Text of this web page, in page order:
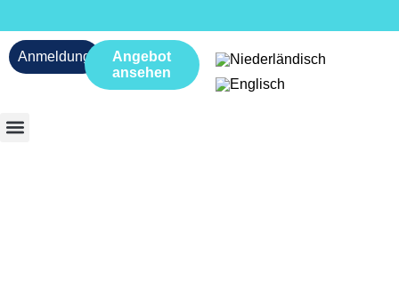
Anmeldung
Angebot
ansehen